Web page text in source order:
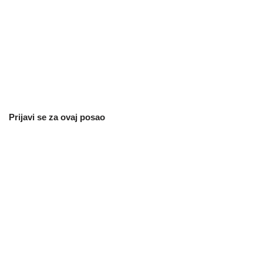
Prijavi se za ovaj posao